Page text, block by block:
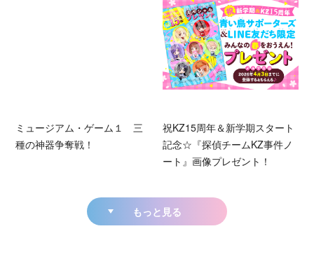
ミュージアム・ゲーム１ 三
種の神器争奪戦！
祝KZ15周年＆新学期スタート
記念☆『探偵チームKZ事件ノ
ート』画像プレゼント！
もっと見る